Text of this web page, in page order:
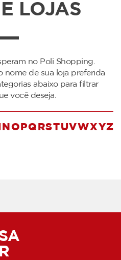
LOJAS
no Poli Shopping.
nome de sua loja preferida
abaixo para filtrar
você deseja.
N O PQ RSTUVWXYZ